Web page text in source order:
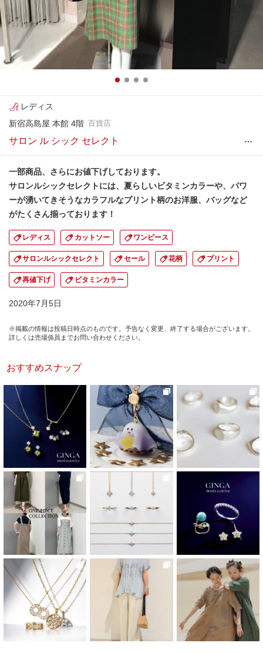
レディス
新宿高島屋 本館 4階 百貨店
サロン ル シック セレクト …
一部商品、さらにお値下げしております。
サロンルシックセレクトには、夏らしいビタミンカラーや、パワ
ーが湧いてきそうなカラフルなプリント柄のお洋服、バッグなど
がたくさん揃っております！
レディス カットソー ワンピース
サロンルシックセレクト セール 花柄 プリント
再値下げ ビタミンカラー
2020年7月5日
※掲載の情報は投稿日時点のものです。予告なく変更、終了する場合がございます。
詳しくは売場係員までお問い合わせください。
おすすめスナップ